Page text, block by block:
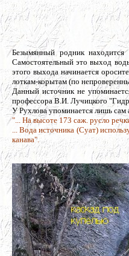
Безымянный родник
Самостоятельный это выход
этого выхода начинается
лоткам-корытам (по
Данный источник не
профессора В.И. Лучицкого
У Рухлова упоминается лишь сам
"... На высоте 173 саж. русло
... Вода источника (Суат)
канава".